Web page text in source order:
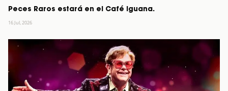
Peces Raros estará en el Café Iguana.
16 Jul, 2026